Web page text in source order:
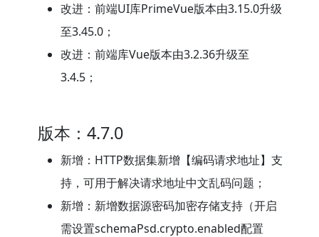
改进：前端UI库PrimeVue版本由3.15.0升级
至3.45.0；
改进：前端库Vue版本由3.2.36升级至
3.4.5；
版本：4.7.0
新增：HTTP数据集新增【编码请求地址】支
持，可用于解决请求地址中文乱码问题；
新增：新增数据源密码加密存储支持（开启
需设置schemaPsd.crypto.enabled配置